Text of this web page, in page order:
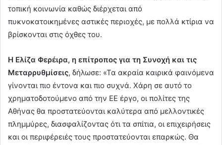
τοπική κοινωνία καθώς διέρχεται από
πυκνοκατοικημένες αστικές περιοχές, με πολλά κτίρια να
βρίσκονται στις όχθες του.
Η Ελίζα Φερέιρα, η επίτροπος για τη Συνοχή και τις
Μεταρρυθμίσεις, δήλωσε: «Τα ακραία καιρικά φαινόμενα
γίνονται πιο έντονα και πιο συχνά. Χάρη σε αυτό το
χρηματοδοτούμενο από την ΕΕ έργο, οι πολίτες της
Αθήνας θα προστατεύονται καλύτερα από μελλοντικές
πλημμύρες, διασφαλίζοντας ότι τα σπίτια, οι επιχειρήσεις
και οι περιφέρειές τους προστατεύονται επαρκώς. Θα